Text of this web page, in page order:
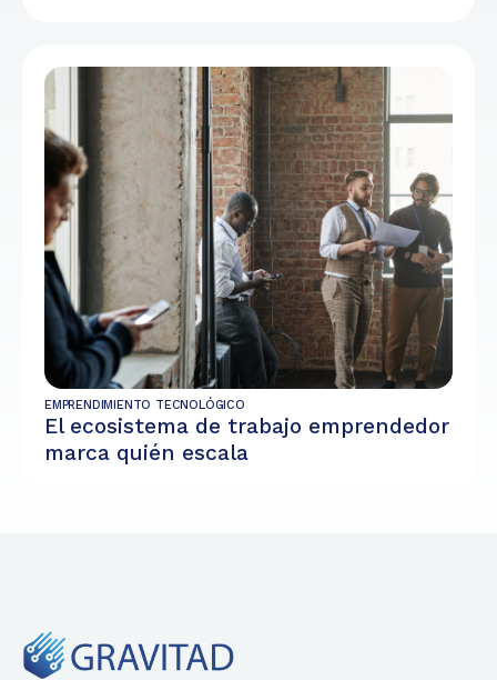
EMPRENDIMIENTO TECNOLÓGICO
El ecosistema de trabajo emprendedor
marca quién escala